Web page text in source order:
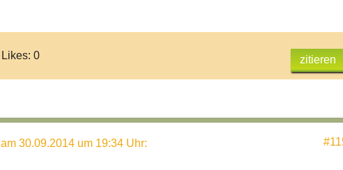
Likes: 0 zitieren
am 30.09.2014 um 19:34 Uhr: